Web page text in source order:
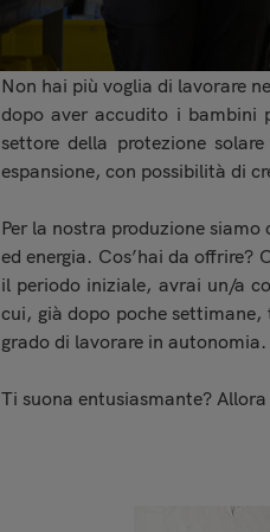
Non hai più voglia di lavorare
dopo aver accudito i bambini
settore della protezione
espansione, con possibilità di
Per la nostra produzione
ed energia. Cos’hai da
il periodo iniziale, avrai un/a
cui, già dopo poche
grado di lavorare in autonomia.
Ti suona entusiasmante?